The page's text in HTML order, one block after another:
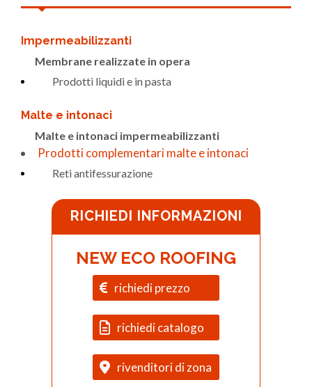
Impermeabilizzanti
Membrane realizzate in opera
Prodotti liquidi e in pasta
Malte e intonaci
Malte e intonaci impermeabilizzanti
Prodotti complementari malte e intonaci
Reti antifessurazione
RICHIEDI INFORMAZIONI
NEW ECO ROOFING
richiedi prezzo
richiedi catalogo
rivenditori di zona